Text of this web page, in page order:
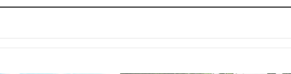
вчера, 20:15Сенат США